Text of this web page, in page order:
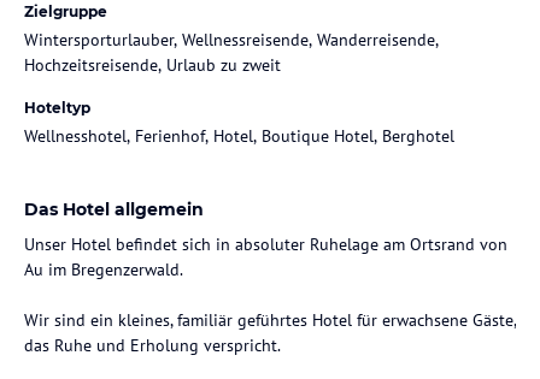
Zielgruppe
Wintersporturlauber, Wellnessreisende, Wanderreisende,
Hochzeitsreisende, Urlaub zu zweit
Hoteltyp
Wellnesshotel, Ferienhof, Hotel, Boutique Hotel, Berghotel
Das Hotel allgemein
Unser Hotel befindet sich in absoluter Ruhelage am Ortsrand von
Au im Bregenzerwald.
Wir sind ein kleines, familiär geführtes Hotel für erwachsene Gäste,
das Ruhe und Erholung verspricht.